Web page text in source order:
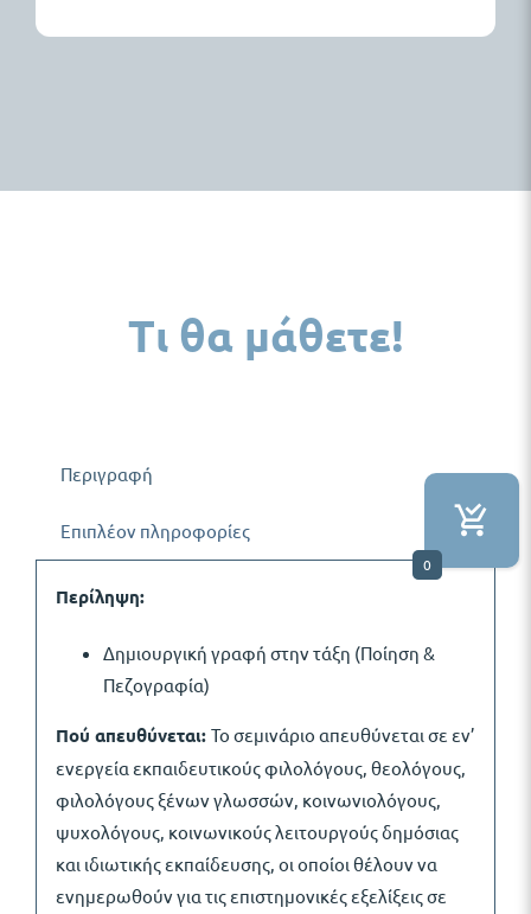
Τι θα μάθετε!
Περιγραφή
Επιπλέον πληροφορίες
Περίληψη:
Δημιουργική γραφή στην τάξη (Ποίηση &
Πεζογραφία)
Πού απευθύνεται: Το σεμινάριο απευθύνεται σε εν’
ενεργεία εκπαιδευτικούς φιλολόγους, θεολόγους,
φιλολόγους ξένων γλωσσών, κοινωνιολόγους,
ψυχολόγους, κοινωνικούς λειτουργούς δημόσιας
και ιδιωτικής εκπαίδευσης, οι οποίοι θέλουν να
ενημερωθούν για τις επιστημονικές εξελίξεις σε
0